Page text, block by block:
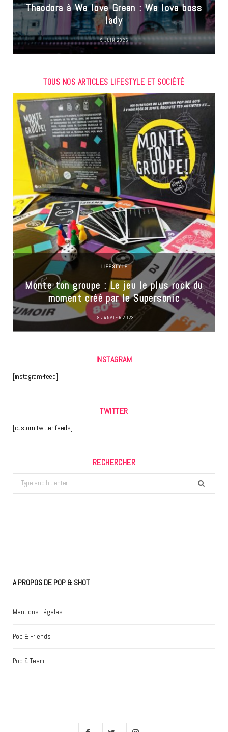
Theodora à We love Green : We love boss
lady
9 JUIN 2026
TOUS NOS ARTICLES LIFESTYLE ET SOCIÉTÉ
LIFESTYLE
Monte ton groupe : Le jeu le plus rock du
moment créé par le Supersonic
18 JANVIER 2023
INSTAGRAM
[instagram-feed]
TWITTER
[custom-twitter-feeds]
RECHERCHER
Search
for:
A PROPOS DE POP & SHOT
Mentions Légales
Pop & Friends
Pop & Team